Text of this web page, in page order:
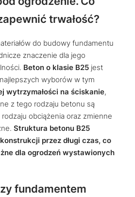
trwałość?
do budowy fundamentu
znaczenie dla jego
Beton o klasie B25 jest
wyborów w tym
wytrzymałości na ściskanie,
z tego rodzaju betonu są
obciążenia oraz zmienne
Struktura betonu B25
przez długi czas, co
dla ogrodzeń wystawionych
fundamentem